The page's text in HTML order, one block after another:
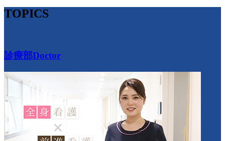
TOPICS
診療部Doctor